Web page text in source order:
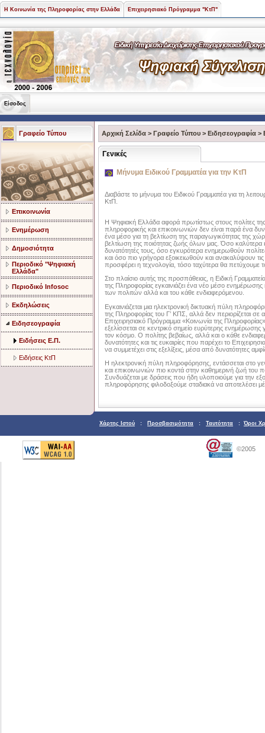
Η Κοινωνία της Πληροφορίας στην Ελλάδα Επιχειρησιακό Πρόγραμμα "ΚτΠ"
Είσοδος
Γραφείο Τύπου
Επικοινωνία
Ενημέρωση
Δημοσιότητα
Περιοδικό "Ψηφιακή
Ελλάδα"
Περιοδικό Infosoc
Εκδηλώσεις
Ειδησεογραφία
Ειδήσεις Ε.Π.
Ειδήσεις ΚτΠ
Αρχική Σελίδα > Γραφείο Τύπου > Ειδησεογραφία >
Γενικές
Μήνυμα Ειδικού Γραμματέα για την ΚτΠ
Διαβάστε το μήνυμα του Ειδικού Γραμματέα για τη
ΚτΠ.
Η Ψηφιακή Ελλάδα αφορά πρωτίστως στους πολίτες
πληροφορικής και επικοινωνιών δεν είναι παρά ένα
ένα μέσο για τη βελτίωση της παραγωγικότητας της
βελτίωση της ποιότητας ζωής όλων μας. Όσο καλύτερα
δυνατότητές τους, όσο εγκυρότερα ενημερωθούν πολίτες
και όσο πιο γρήγορα εξοικειωθούν και ανακαλύψουν τις
προσφέρει η τεχνολογία, τόσο ταχύτερα θα πετύχουμε
Στο πλαίσιο αυτής της προσπάθειας, η Ειδική
της Πληροφορίας εγκαινιάζει ένα νέο μέσο
των πολιτών αλλά και του κάθε ενδιαφερόμενου.
Εγκαινιάζεται μια ηλεκτρονική δικτυακή πύλη
της Πληροφορίας του Γ’ ΚΠΣ, αλλά δεν περιορίζεται
Επιχειρησιακό Πρόγραμμα «Κοινωνία της
εξελίσσεται σε κεντρικό σημείο ευρύτερης ενημέρωσης
τον κόσμο. Ο πολίτης βεβαίως, αλλά και ο κάθε
δυνατότητες και τις ευκαιρίες που παρέχει το
να συμμετέχει στις εξελίξεις, μέσα από δυνατότητες
Η ηλεκτρονική πύλη πληροφόρησης, εντάσσεται στο
και επικοινωνιών πιο κοντά στην καθημερινή ζωή του
Συνδυάζεται με δράσεις που ήδη υλοποιούμε για την
πληροφόρησης φιλοδοξούμε σταδιακά να αποτελέσει
Χάρτης Ιστού : Προσβασιμότητα : Ταυτότητα : Όροι
©2005